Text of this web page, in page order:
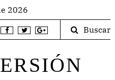
2026
Buscar